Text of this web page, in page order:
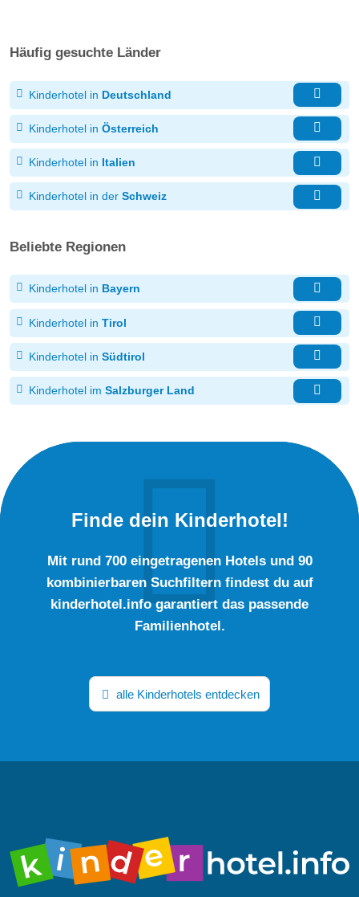
Häufig gesuchte Länder
Kinderhotel in Deutschland
Kinderhotel in Österreich
Kinderhotel in Italien
Kinderhotel in der Schweiz
Beliebte Regionen
Kinderhotel in Bayern
Kinderhotel in Tirol
Kinderhotel in Südtirol
Kinderhotel im Salzburger Land
Finde dein Kinderhotel!
Mit rund 700 eingetragenen Hotels und 90
kombinierbaren Suchfiltern findest du auf
kinderhotel.info garantiert das passende
Familienhotel.
alle Kinderhotels entdecken